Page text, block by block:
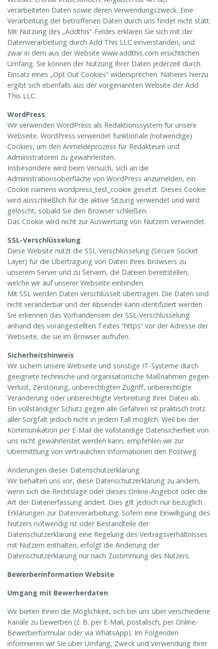
verarbeiteten Daten sowie deren Verwendungszweck. Eine
Verarbeitung der betroffenen Daten durch uns findet nicht statt.
Mit Nutzung des „Addthis“-Feldes erklären Sie sich mit der
Datenverarbeitung durch Add This LLC einverstanden, und
zwar in dem aus der Website www.addthis.com ersichtlichen
Umfang. Sie können der Nutzung Ihrer Daten jederzeit durch
Einsatz eines „Opt Out Cookies“ widersprechen. Näheres hierzu
ergibt sich ebenfalls aus der vorgenannten Website der Add
This LLC.
WordPress
Wir verwenden WordPress als Redaktionssystem für unsere
Webseite. WordPress verwendet funktionale (notwendige)
Cookies, um den Anmeldeprozess für Redakteure und
Administratoren zu gewährleisten.
Insbesondere wird beim Versuch, sich an die
Administrationsoberfläche von WordPress anzumelden, ein
Cookie namens wordpress_test_cookie gesetzt. Dieses Cookie
wird ausschließlich für die aktive Sitzung verwendet und wird
gelöscht, sobald Sie den Browser schließen.
Das Cookie wird nicht zur Auswertung von Nutzern verwendet.
SSL-Verschlüsselung
Diese Website nutzt die SSL-Verschlüsselung (Secure Socket
Layer) für die Übertragung von Daten Ihres Browsers zu
unserem Server und zu Servern, die Dateien bereitstellen,
welche wir auf unserer Webseite einbinden.
Mit SSL werden Daten verschlüsselt übertragen. Die Daten sind
nicht veränderbar und der Absender kann identifiziert werden.
Sie erkennen das Vorhandensein der SSL-Verschlüsselung
anhand des vorangestellten Textes “https” vor der Adresse der
Webseite, die sie im Browser aufrufen.
Sicherheitshinweis
Wir sichern unsere Webseite und sonstige IT-Systeme durch
geeignete technische und organisatorische Maßnahmen gegen
Verlust, Zerstörung, unberechtigten Zugriff, unberechtigte
Veränderung oder unberechtigte Verbreitung Ihrer Daten ab.
Ein vollständiger Schutz gegen alle Gefahren ist praktisch trotz
aller Sorgfalt jedoch nicht in jedem Fall möglich. Weil bei der
Kommunikation per E-Mail die vollständige Datensicherheit von
uns nicht gewährleistet werden kann, empfehlen wir zur
Übermittlung von vertraulichen Informationen den Postweg.
Änderungen dieser Datenschutzerklärung
Wir behalten uns vor, diese Datenschutzerklärung zu ändern,
wenn sich die Rechtslage oder dieses Online-Angebot oder die
Art der Datenerfassung ändert. Dies gilt jedoch nur bezüglich
Erklärungen zur Datenverarbeitung. Sofern eine Einwilligung des
Nutzers notwendig ist oder Bestandteile der
Datenschutzerklärung eine Regelung des Vertragsverhältnisses
mit Nutzern enthalten, erfolgt die Änderung der
Datenschutzerklärung nur nach Zustimmung des Nutzers.
Bewerberinformation Website
Umgang mit Bewerberdaten
Wir bieten Ihnen die Möglichkeit, sich bei uns über verschiedene
Kanäle zu bewerben (z. B. per E-Mail, postalisch, per Online-
Bewerberformular oder via WhatsApp). Im Folgenden
informieren wir Sie über Umfang, Zweck und Verwendung Ihrer